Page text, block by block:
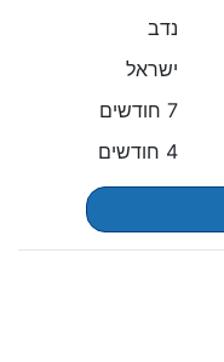
נדב
ישראל
7 חודשים
4 חודשים